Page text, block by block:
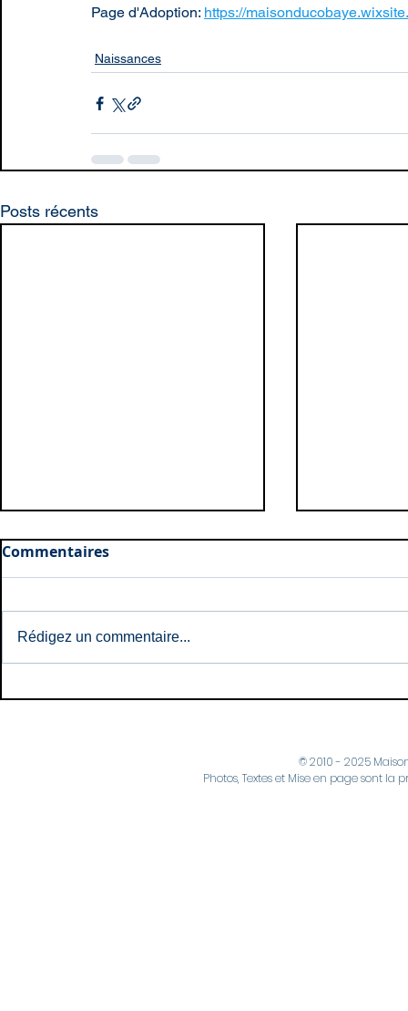
Page d'Adoption: https://
Naissances
Posts récents
Commentaires
Rédigez un commentaire...
© 2010 - 2025
Photos, Textes et Mise en page sont